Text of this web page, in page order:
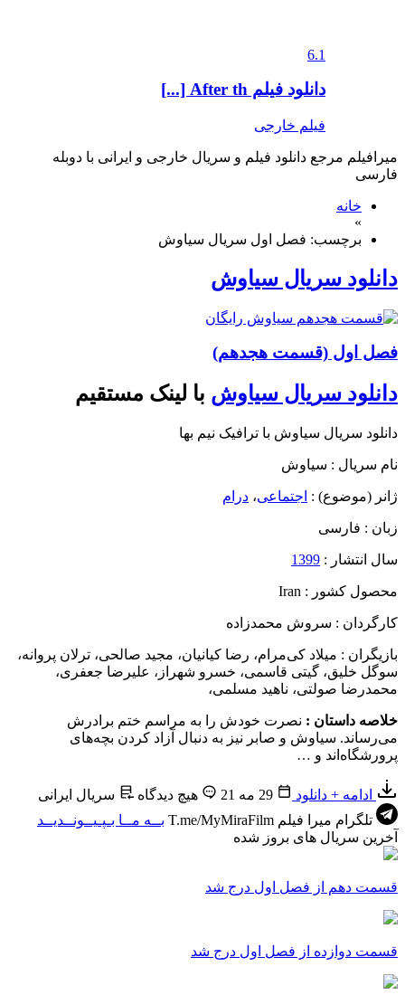
6.1
دانلود فیلم After th [...]
فیلم خارجی
میرافیلم مرجع دانلود فیلم و سریال خارجی و ایرانی با دوبله
فارسی
خانه
»
برچسب: فصل اول سریال سیاوش
دانلود سریال سیاوش
فصل اول (قسمت هجدهم)
دانلود سریال سیاوش با لینک مستقیم
دانلود سریال سیاوش با ترافیک نیم بها
نام سریال : سیاوش
ژانر (موضوع) : اجتماعی، درام
زبان : فارسی
سال انتشار : 1399
محصول کشور : Iran
کارگردان : سروش محمدزاده
بازیگران : میلاد کی‌مرام، رضا کیانیان، مجید صالحی، ترلان پروانه،
سوگل خلیق، گیتی قاسمی، خسرو شهراز ، علیرضا جعفری،
محمدرضا صولتی، ناهید مسلمی،
خلاصه داستان : نصرت خودش را به مراسم ختم برادرش
می‌رساند. سیاوش و صابر نیز به دنبال آزاد کردن بچه‌های
پرورشگاه‌اند و …
ادامه + دانلود هیچ دیدگاه
سریال ایرانی
تلگرام میرا فیلم T.me/MyMiraFilm بــه مــا بـپـیــونــدیــد
آخرین سریال های بروز شده
قسمت دهم از فصل اول درج شد
قسمت دوازده از فصل اول درج شد